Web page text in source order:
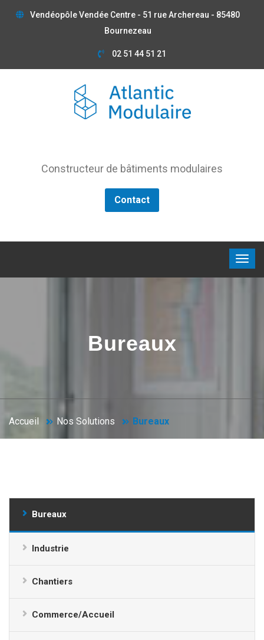
Vendéopôle Vendée Centre - 51 rue Archereau - 85480
Bournezeau
02 51 44 51 21
Constructeur de bâtiments modulaires
Contact
Bureaux
Accueil Nos Solutions Bureaux
Bureaux
Industrie
Chantiers
Commerce/Accueil